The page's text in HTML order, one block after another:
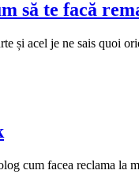
să te facă
și acel je ne sais quoi
cum facea reclama la